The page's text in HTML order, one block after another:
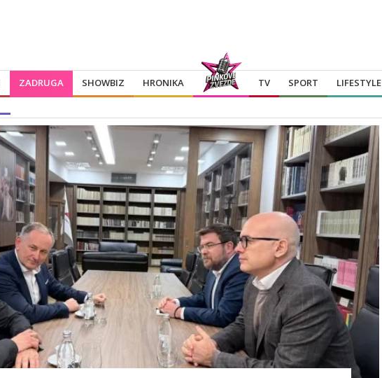
ZADRUGA SHOWBIZ HRONIKA TV SPORT LIFESTYLE